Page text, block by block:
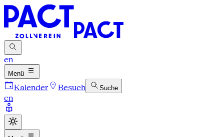
en
Menü
Kalender Besuch Suche
en